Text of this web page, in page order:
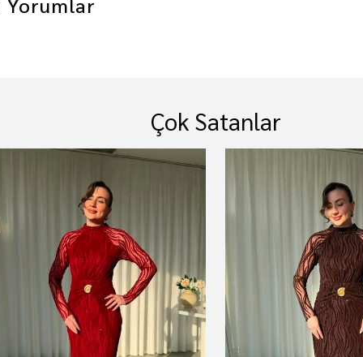
Çok Satanlar